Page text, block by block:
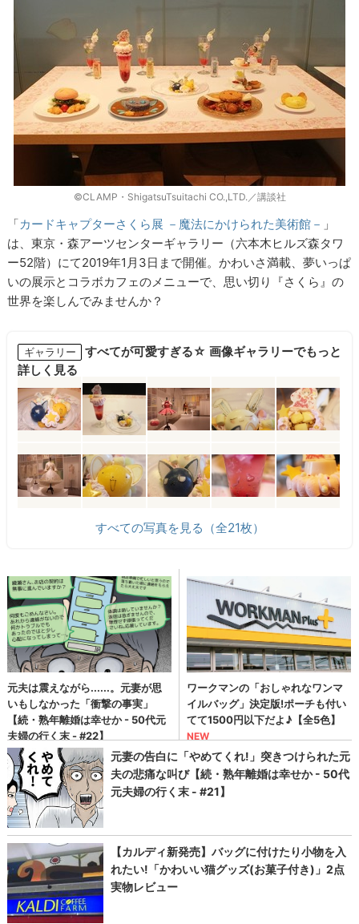
©CLAMP・ShigatsuTsuitachi CO.,LTD.／講談社
「カードキャプターさくら展 －魔法にかけられた美術館－ 」
は、東京・森アーツセンターギャラリー（六本木ヒルズ森タワ
ー52階）にて2019年1月3日まで開催。かわいさ満載、夢いっぱ
いの展示とコラボカフェのメニューで、思い切り『さくら』の
世界を楽しんでみませんか？
ギャラリー
すべてが可愛すぎる☆ 画像ギャラリーでもっと
詳しく見る
すべての写真を見る（全21枚）